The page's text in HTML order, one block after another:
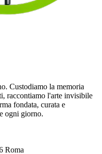
Custodiamo la memoria
raccontiamo l'arte invisibile
fondata, curata e
ogni giorno.
Roma